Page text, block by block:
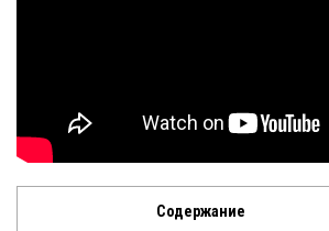
Помидоры
Содержание